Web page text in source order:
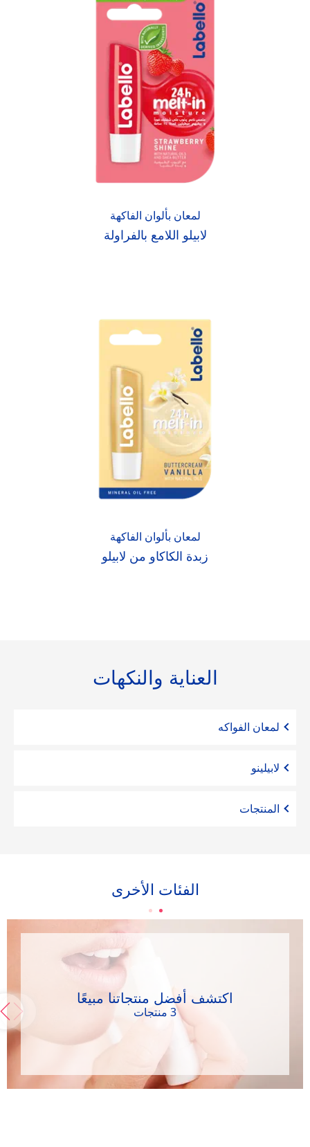
لمعان بألوان الفاكهة
لابيلو اللامع بالفراولة
لمعان بألوان الفاكهة
زبدة الكاكاو من لابيلو
العناية والنكهات
لمعان الفواكه
لابيلينو
المنتجات
الفئات الأخرى
اكتشف أفضل منتجاتنا مبيعًا
3 منتجات